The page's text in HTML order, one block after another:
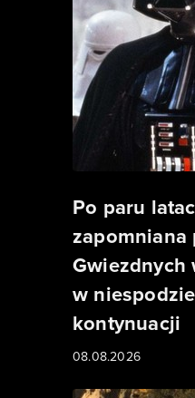
Po paru
Gwiezdnych
w
kontynuacji
08.08.2026